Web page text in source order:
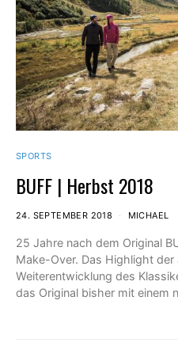
SPORTS
BUFF | Herbst 2018
24. SEPTEMBER 2018 MICHAEL
25 Jahre nach dem Original
Make-Over. Das Highlight
Weiterentwicklung des
das Original bisher mit einem